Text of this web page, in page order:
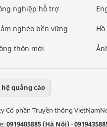
nghiệp hỗ trợ
nghèo bền vững
thôn mới
hệ quảng cáo
Cổ phần Truyền thông
0919405885 (Hà Nội)-